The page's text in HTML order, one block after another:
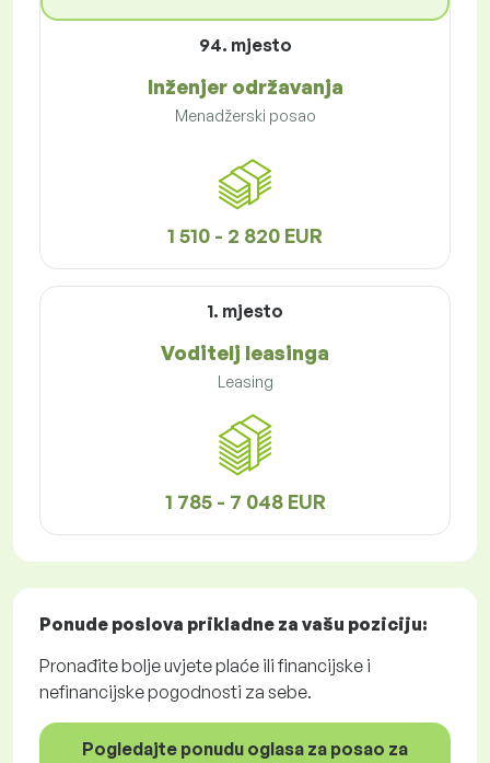
94. mjesto
Inženjer održavanja
Menadžerski posao
1 510 - 2 820 EUR
1. mjesto
Voditelj leasinga
Leasing
1 785 - 7 048 EUR
Ponude poslova prikladne za vašu poziciju:
Pronađite bolje uvjete plaće ili financijske i
nefinancijske pogodnosti za sebe.
Pogledajte ponudu oglasa za posao za